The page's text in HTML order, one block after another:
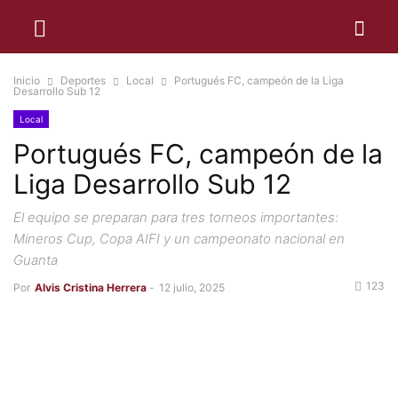
Inicio Deportes Local
Portugués FC, campeón de la Liga
Desarrollo Sub 12
Local
Portugués FC, campeón de la
Liga Desarrollo Sub 12
El equipo se preparan para tres torneos importantes:
Mineros Cup, Copa AIFI y un campeonato nacional en
Guanta
Por Alvis Cristina Herrera - 12 julio, 2025 123